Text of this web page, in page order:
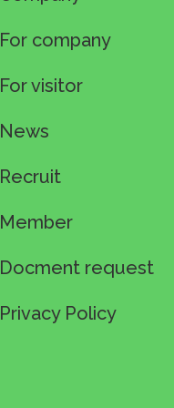
For company
For visitor
News
Recruit
Member
Docment request
Privacy Policy